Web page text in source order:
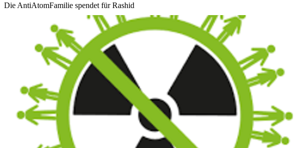
Die AntiAtomFamilie spendet für Rashid